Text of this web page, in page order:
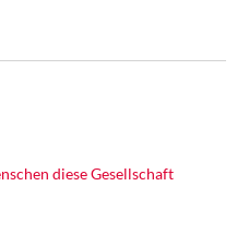
diese Gesellschaft